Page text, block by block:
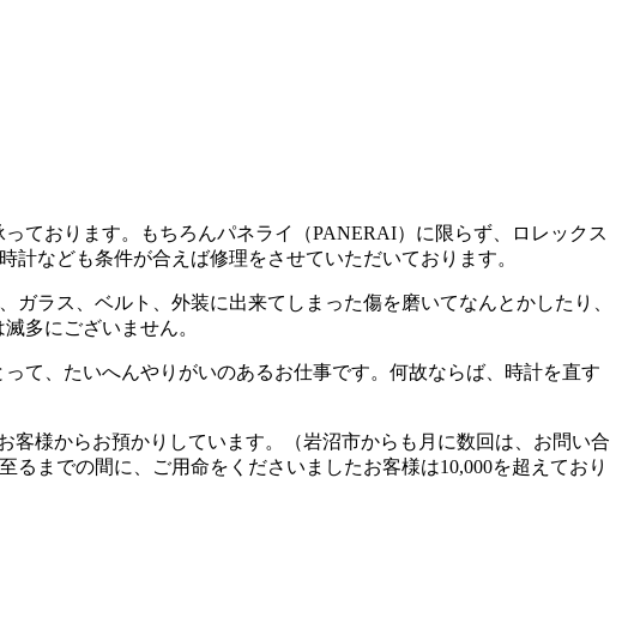
ております。もちろんパネライ（PANERAI）に限らず、ロレックス
なども条件が合えば修理をさせていただいております。
ラス、ベルト、外装に出来てしまった傷を磨いてなんとかしたり、
多にございません。
て、たいへんやりがいのあるお仕事です。何故ならば、時計を直す
様からお預かりしています。（岩沼市からも月に数回は、お問い合
までの間に、ご用命をくださいましたお客様は10,000を超えており